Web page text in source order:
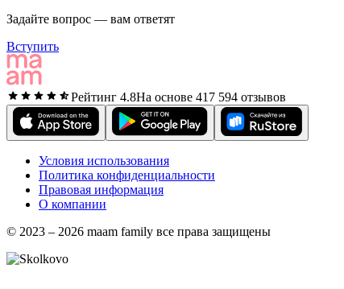
Задайте вопрос — вам ответят
Вступить
Рейтинг 4.8На основе 417 594 отзывов
Условия использования
Политика конфиденциальности
Правовая информация
О компании
© 2023 – 2026 maam family все права защищены